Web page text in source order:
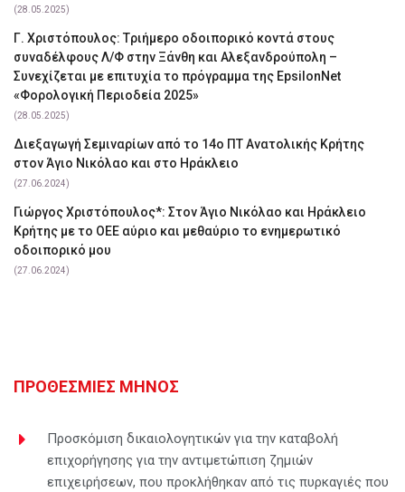
(28.05.2025)
Γ. Χριστόπουλος: Tριήμερο οδοιπορικό κοντά στους
συναδέλφους Λ/Φ στην Ξάνθη και Αλεξανδρούπολη –
Συνεχίζεται με επιτυχία το πρόγραμμα της EpsilonNet
«Φορολογική Περιοδεία 2025»
(28.05.2025)
Διεξαγωγή Σεμιναρίων από το 14ο ΠΤ Ανατολικής Κρήτης
στον Άγιο Νικόλαο και στο Ηράκλειο
(27.06.2024)
Γιώργος Χριστόπουλος*: Στον Άγιο Νικόλαο και Ηράκλειο
Κρήτης με το ΟΕΕ αύριο και μεθαύριο το ενημερωτικό
οδοιπορικό μου
(27.06.2024)
ΠΡΟΘΕΣΜΙΕΣ ΜΗΝΟΣ
Προσκόμιση δικαιολογητικών για την καταβολή
επιχορήγησης για την αντιμετώπιση ζημιών
επιχειρήσεων, που προκλήθηκαν από τις πυρκαγιές που